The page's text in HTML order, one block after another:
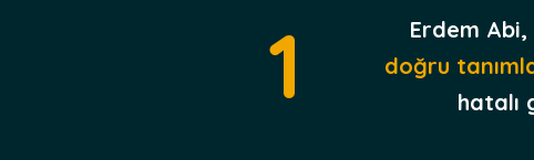
1 Erdem Abi,
doğru
hatalı